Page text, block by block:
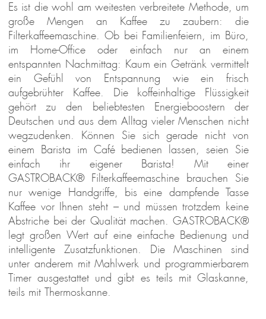
Es ist die wohl am weitesten verbreitete Methode, um
große Mengen an Kaffee zu zaubern: die
Filterkaffeemaschine. Ob bei Familienfeiern, im Büro,
im Home-Office oder einfach nur an einem
entspannten Nachmittag: Kaum ein Getränk vermittelt
ein Gefühl von Entspannung wie ein frisch
aufgebrühter Kaffee. Die koffeinhaltige Flüssigkeit
gehört zu den beliebtesten Energieboostern der
Deutschen und aus dem Alltag vieler Menschen nicht
wegzudenken. Können Sie sich gerade nicht von
einem Barista im Café bedienen lassen, seien Sie
einfach ihr eigener Barista! Mit einer
GASTROBACK® Filterkaffeemaschine brauchen Sie
nur wenige Handgriffe, bis eine dampfende Tasse
Kaffee vor Ihnen steht – und müssen trotzdem keine
Abstriche bei der Qualität machen. GASTROBACK®
legt großen Wert auf eine einfache Bedienung und
intelligente Zusatzfunktionen. Die Maschinen sind
unter anderem mit Mahlwerk und programmierbarem
Timer ausgestattet und gibt es teils mit Glaskanne,
teils mit Thermoskanne.